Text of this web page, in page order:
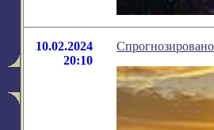
10.02.2024
20:10